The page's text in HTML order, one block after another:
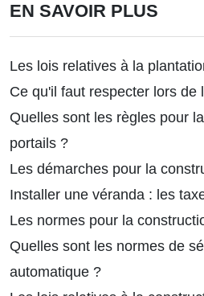
EN SAVOIR PLUS
Les lois relatives à la
Ce qu'il faut respecter lors de
Quelles sont les règles pour
portails ?
Les démarches pour la
Installer une véranda : les
Les normes pour la
Quelles sont les normes de
automatique ?